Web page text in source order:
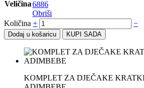
Veličina6886
Obriši
Količina + −
Dodaj u košaricu KUPI SADA
KOMPLET ZA DJEČAKE